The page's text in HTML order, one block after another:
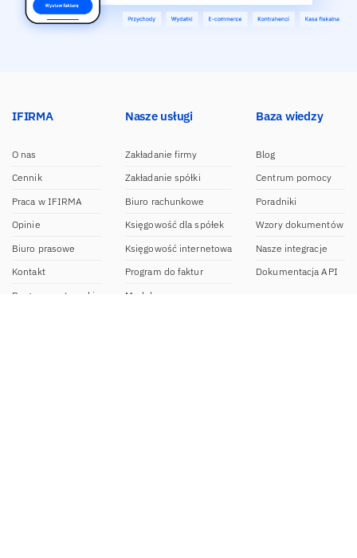
IFIRMA
O nas
Cennik
Praca w IFIRMA
Opinie
Biuro prasowe
Kontakt
Program partnerski
Nasze usługi
Zakładanie firmy
Zakładanie spółki
Biuro rachunkowe
Księgowość dla spółek
Księgowość internetowa
Program do faktur
Moduł e-commerce
Baza wiedzy
Blog
Centrum pomocy
Poradniki
Wzory dokumentów
Nasze integracje
Dokumentacja API